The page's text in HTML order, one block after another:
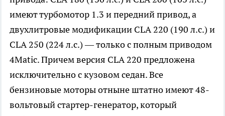
имеют турбомотор 1.3 и передний привод, а
двухлитровые модификации CLA 220 (190 л.с.) и
CLA 250 (224 л.с.) — только с полным приводом
4Matic. Причем версия CLA 220 предложена
исключительно с кузовом седан. Все
бензиновые моторы отныне штатно имеют 48-
вольтовый стартер-генератор, который